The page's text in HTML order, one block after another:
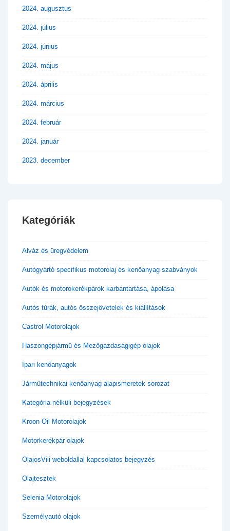
2024. augusztus
2024. július
2024. június
2024. május
2024. április
2024. március
2024. február
2024. január
2023. december
Kategóriák
Alváz és üregvédelem
Autógyártó specifikus motorolaj és kenőanyag szabványok
Autók és motorokerékpárok karbantartása, ápolása
Autós túrák, autós összejövetelek és kiállítások
Castrol Motorolajok
Haszongépjármű és Mezőgazdaságigép olajok
Ipari kenőanyagok
Járműtechnikai kenőanyag alapismeretek sorozat
Kategória nélküli bejegyzések
Kroon-Oil Motorolajok
Motorkerékpár olajok
OlajosVili weboldallal kapcsolatos bejegyzés
Olajtesztek
Selenia Motorolajok
Személyautó olajok